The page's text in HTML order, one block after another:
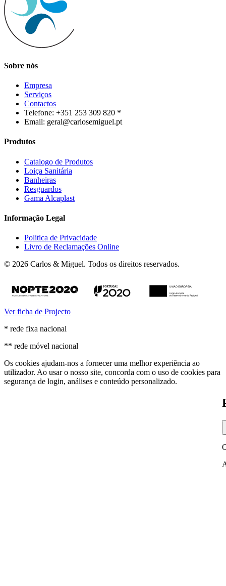
Sobre nós
Empresa
Serviços
Contactos
Telefone: +351 253 309 820 *
Email: geral@carlosemiguel.pt
Produtos
Catalogo de Produtos
Loiça Sanitária
Banheiras
Resguardos
Gama Alcaplast
Informação Legal
Politica de Privacidade
Livro de Reclamações Online
© 2026 Carlos & Miguel. Todos os direitos reservados.
Ver ficha de Projecto
* rede fixa nacional
** rede móvel nacional
Os cookies ajudam-nos a fornecer uma melhor experiência ao
utilizador. Ao usar o nosso site, concorda com o uso de cookies para
segurança de login, análises e conteúdo personalizado.